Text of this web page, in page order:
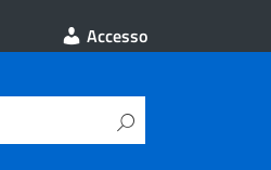
Accesso